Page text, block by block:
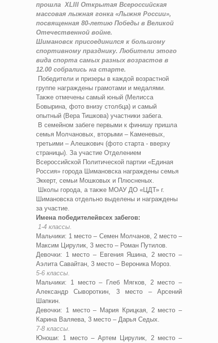
прошла XLIII Открытая Всероссийская
массовая лыжная гонка «Лыжня России»,
посвященная 80-летию Победы в Великой
Отечественной войне.
Шимановск присоединился к большому
спортивному празднику. Любители этого
вида спорта самых разных возрастов в
12.00 собрались на старте.
Победители и призеры в каждой возрастной
группе награждены грамотами и медалями.
Также отмечены самый юный (Мелисса
Бовырина, фото внизу столбца) и самый
опытный (Вера Тишкова) участники забега.
В семейном забеге первыми к финишу пришла
семья Молчановых, вторыми – Каменевых,
третьими – Алешкович (фото старта - вверху
страницы). За участие Отделением
Всероссийской Политической партии «Единая
Россия» города Шимановска награждены семья
Эккерт, семьи Мошковых и Плюсненых.
Школы города, а также МОАУ ДО «ЦДТ» г.
Шимановска отдельно выделены и награждены
за участие.
Имена победителейвсех забегов:
1-4 классы.
Мальчики: 1 место – Семен Молчанов, 2 место –
Максим Цирулик, 3 место – Роман Путилов.
Девочки: 1 место – Евгения Яшина, 2 место –
Аэлита Савайтан, 3 место – Вероника Мороз.
5-6 классы.
Мальчики: 1 место – Глеб Мягков, 2 место –
Александр Сывороткин, 3 место – Арсений
Шапкин.
Девочки: 1 место – Мария Крицкая, 2 место –
Карина Валяева, 3 место – Дарья Седых.
7-8 классы.
Юноши: 1 место – Артем Цирулик, 2 место –